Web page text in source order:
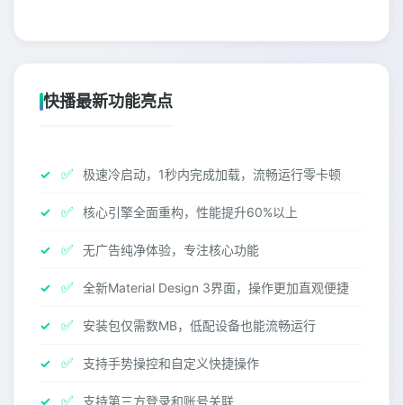
快播最新功能亮点
✅ 极速冷启动，1秒内完成加载，流畅运行零卡顿
✅ 核心引擎全面重构，性能提升60%以上
✅ 无广告纯净体验，专注核心功能
✅ 全新Material Design 3界面，操作更加直观便捷
✅ 安装包仅需数MB，低配设备也能流畅运行
✅ 支持手势操控和自定义快捷操作
✅ 支持第三方登录和账号关联